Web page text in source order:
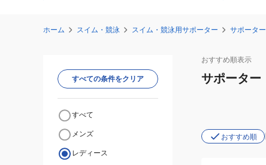
ホーム スイム・競泳 スイム・競泳用サポーター サポーター
おすすめ順表示
サポーター
おすすめ順
すべての条件をクリア
すべて
メンズ
レディース